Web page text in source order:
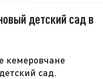
детский сад в
кемеровчане
сад.